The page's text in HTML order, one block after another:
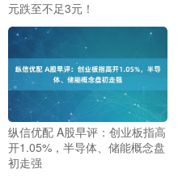
元跌至不足3元！
纵信优配 A股早评：创业板指高
开1.05%，半导体、储能概念盘
初走强